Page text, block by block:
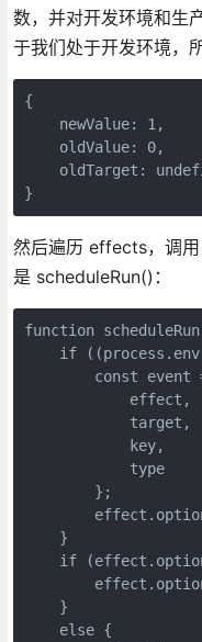
数，并对开发环境和生
于我们处于开发环境，
{
    newValue: 1,
    oldValue: 0,
oldTarget:
}
然后遍历 effects，调
是 scheduleRun()：
function
if
const event
            effect,
            target,
            key,
            type
        };
    }
if
    }
    else {